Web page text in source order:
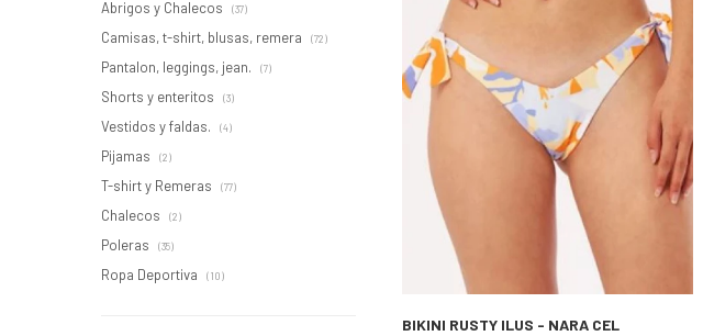
BIKINI RUSTY ILUS - NARA CEL
Abrigos y Chalecos (37)
Camisas, t-shirt, blusas, remera (72)
Pantalon, leggings, jean. (7)
Shorts y enteritos (3)
Vestidos y faldas. (4)
Pijamas (2)
T-shirt y Remeras (77)
Chalecos (2)
Poleras (35)
Ropa Deportiva (10)